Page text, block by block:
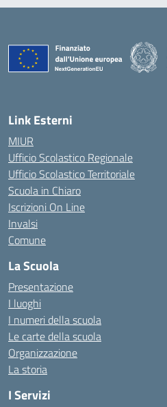
Link Esterni
MIUR
Ufficio Scolastico Regionale
Ufficio Scolastico Territoriale
Scuola in Chiaro
Iscrizioni On Line
Invalsi
Comune
La Scuola
Presentazione
I luoghi
I numeri della scuola
Le carte della scuola
Organizzazione
La storia
I Servizi